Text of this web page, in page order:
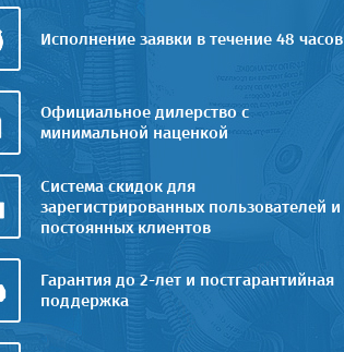
Исполнение заявки в течение 48 часов
Официальное дилерство с
минимальной наценкой
Система скидок для
зарегистрированных пользователей и
постоянных клиентов
Гарантия до 2-лет и постгарантийная
поддержка